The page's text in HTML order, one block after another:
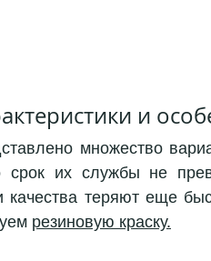
и
множество
срок их службы не
качества теряют еще
резиновую краску.